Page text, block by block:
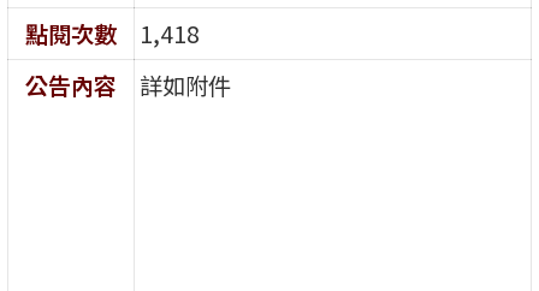
點閱次數
1,418
公告內容
詳如附件